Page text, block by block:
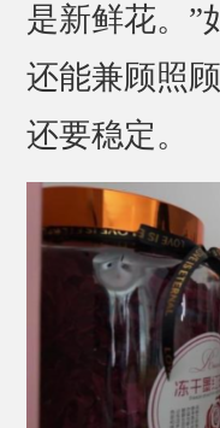
是新鲜花。”
还能兼顾照
还要稳定。